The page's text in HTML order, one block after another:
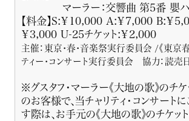
マーラー：交響曲 第5番 嬰ハ
【料金】S:￥10,000 A:￥7,000 B:￥
￥3,000 U-25チケット:￥2,000
主催：東京･春･音楽祭実行委員会 /《東京春
ティー･コンサート実行委員会 協力：読売
※グスタフ･マーラー《大地の歌》のチケ
のお客様で、当チャリティ･コンサート
す際は、お手元の《大地の歌》のチケッ